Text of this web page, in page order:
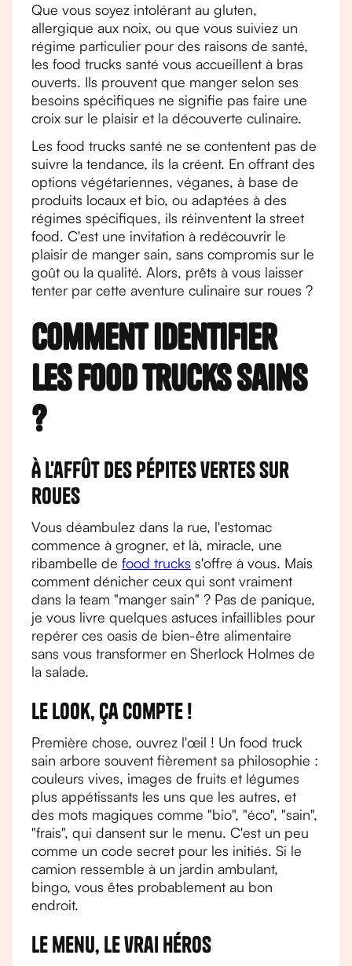
Que vous soyez intolérant au gluten,
allergique aux noix, ou que vous suiviez un
régime particulier pour des raisons de santé,
les food trucks santé vous accueillent à bras
ouverts. Ils prouvent que manger selon ses
besoins spécifiques ne signifie pas faire une
croix sur le plaisir et la découverte culinaire.
Les food trucks santé ne se contentent pas de
suivre la tendance, ils la créent. En offrant des
options végétariennes, véganes, à base de
produits locaux et bio, ou adaptées à des
régimes spécifiques, ils réinventent la street
food. C'est une invitation à redécouvrir le
plaisir de manger sain, sans compromis sur le
goût ou la qualité. Alors, prêts à vous laisser
tenter par cette aventure culinaire sur roues ?
Comment identifier
les food trucks sains
?
À l'affût des pépites vertes sur
roues
Vous déambulez dans la rue, l'estomac
commence à grogner, et là, miracle, une
ribambelle de food trucks s'offre à vous. Mais
comment dénicher ceux qui sont vraiment
dans la team "manger sain" ? Pas de panique,
je vous livre quelques astuces infaillibles pour
repérer ces oasis de bien-être alimentaire
sans vous transformer en Sherlock Holmes de
la salade.
Le look, ça compte !
Première chose, ouvrez l'œil ! Un food truck
sain arbore souvent fièrement sa philosophie :
couleurs vives, images de fruits et légumes
plus appétissants les uns que les autres, et
des mots magiques comme "bio", "éco", "sain",
"frais", qui dansent sur le menu. C'est un peu
comme un code secret pour les initiés. Si le
camion ressemble à un jardin ambulant,
bingo, vous êtes probablement au bon
endroit.
Le menu, le vrai héros